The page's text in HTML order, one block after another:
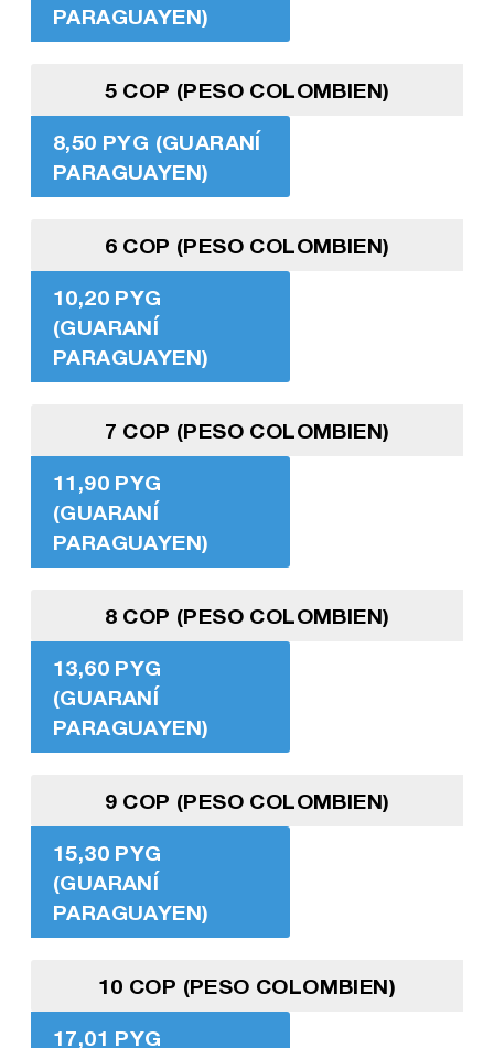
PARAGUAYEN)
5 COP (PESO COLOMBIEN)
8,50 PYG (GUARANÍ
PARAGUAYEN)
6 COP (PESO COLOMBIEN)
10,20 PYG
(GUARANÍ
PARAGUAYEN)
7 COP (PESO COLOMBIEN)
11,90 PYG
(GUARANÍ
PARAGUAYEN)
8 COP (PESO COLOMBIEN)
13,60 PYG
(GUARANÍ
PARAGUAYEN)
9 COP (PESO COLOMBIEN)
15,30 PYG
(GUARANÍ
PARAGUAYEN)
10 COP (PESO COLOMBIEN)
17,01 PYG